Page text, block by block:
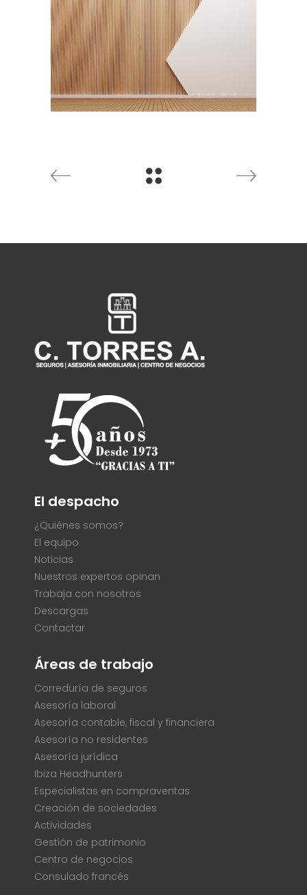
El despacho
¿Quiénes somos?
El equipo
Noticias
Nuestros expertos opinan
Trabaja con nosotros
Descargas
Contactar
Áreas de trabajo
Correduría de seguros
Asesoría laboral
Asesoría contable, fiscal y financiera
Asesoría no residentes
Asesoría jurídica
Ibiza Headhunters
Especialistas en compraventas
Creación de sociedades
Actividades
Gestión de patrimonio
Centro de negocios
Consulado francés